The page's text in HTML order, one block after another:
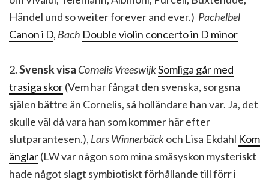
Händel und so weiter forever and ever.) Pachelbel
Canon i D, Bach Double violin concerto in D minor
2.Svensk visa Cornelis VreeswijkSomliga går med
trasiga skor(Vem har fångat den svenska, sorgsna
själen bättre än Cornelis, så holländare han var. Ja, det
skulle väl då vara han som kommer här efter
slutparantesen.), Lars Winnerbäckoch Lisa Ekdahl Kom
änglar(LW var någon som mina småsyskon mysteriskt
hade något slagt symbiotiskt förhållande till förr i